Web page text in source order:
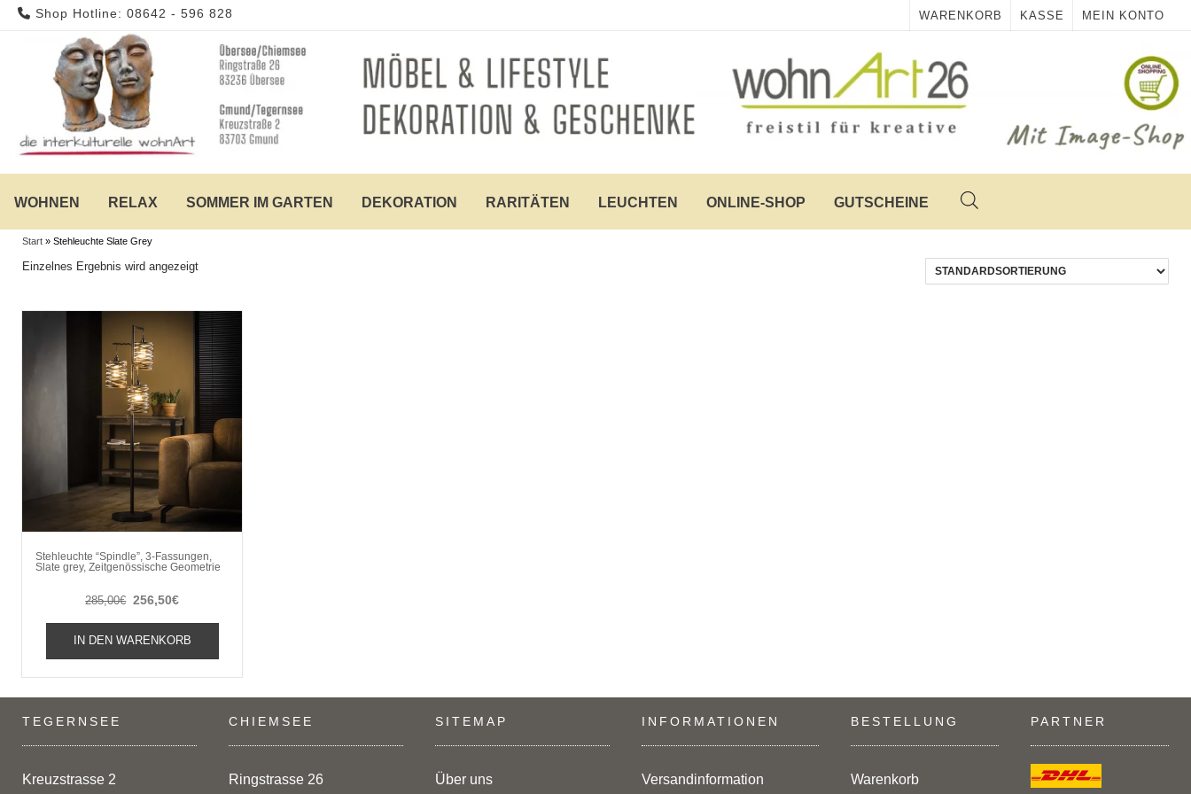
Skip
Shop Hotline: 08642 - 596 828 WARENKORB KASSE MEIN KONTO
WOHNEN RELAX SOMMER IM GARTEN DEKORATION RARITÄTEN LEUCHTEN ONLINE-SHOP GUTSCHEINE
Start » Stehleuchte Slate Grey
Einzelnes Ergebnis wird angezeigt
Stehleuchte “Spindle”, 3-Fassungen,
Slate grey, Zeitgenössische Geometrie
285,00€ Ursprünglicher
war:
285,00€
256,50€Aktueller
ist:
256,50€.
IN DEN WARENKORB
TEGERNSEE
Kreuzstrasse 2
CHIEMSEE
Ringstrasse 26
SITEMAP
Über uns
INFORMATIONEN
Versandinformation
BESTELLUNG
Warenkorb
PARTNER